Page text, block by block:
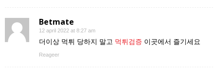
Betmate
12 april 2022 at 8:27 am
더이상 먹튀 당하지 말고 먹튀검증 이곳에서 즐기세요
Reageer